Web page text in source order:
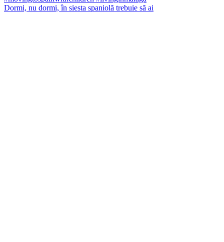
Dormi, nu dormi, în siesta spaniolă trebuie să ai